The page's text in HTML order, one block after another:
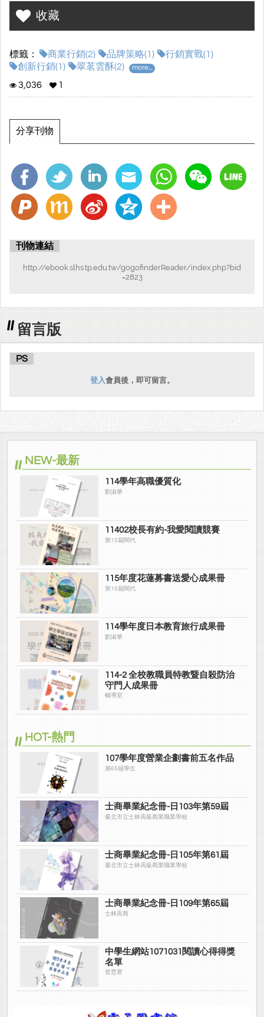
牌的關鍵要素。無論是初創企業還是想要提升品牌影響力的商業人
士，都能從本書中找到啟發和實用的策略指導。
收藏
標籤： 商業行銷(2) 品牌策略(1)
行銷實戰(1)
創新行銷(1)
翠茗雲酥(2) more...
3,036 1
分享刊物
刊物連結
http://ebook.slhs.tp.edu.tw/gogofinderReader/index.php?bid
=2823
留言版
PS
登入會員後，即可留言。
NEW-最新
114學年高職優質化
劉淑華
11402校長有約-我愛閱讀競賽
第15屆閱代
115年度花蓮募書送愛心成果冊
第15屆閱代
114學年度日本教育旅行成果冊
劉淑華
114-2 全校教職員特教暨自殺防治
守門人成果冊
輔導室
HOT-熱門
107學年度營業企劃書前五名作品
第65屆學生
士商畢業紀念冊-日103年第59屆
臺北市立士林高級商業職業學校
士商畢業紀念冊-日105年第61屆
臺北市立士林高級商業職業學校
士商畢業紀念冊-日109年第65屆
士林高商
中學生網站1071031閱讀心得得獎
名單
曾慧君